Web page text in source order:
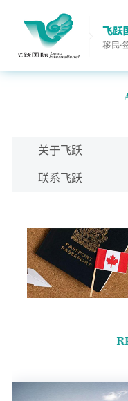
关于飞跃
联系飞跃